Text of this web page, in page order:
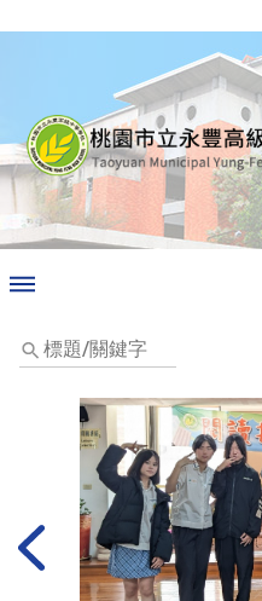
標
題/